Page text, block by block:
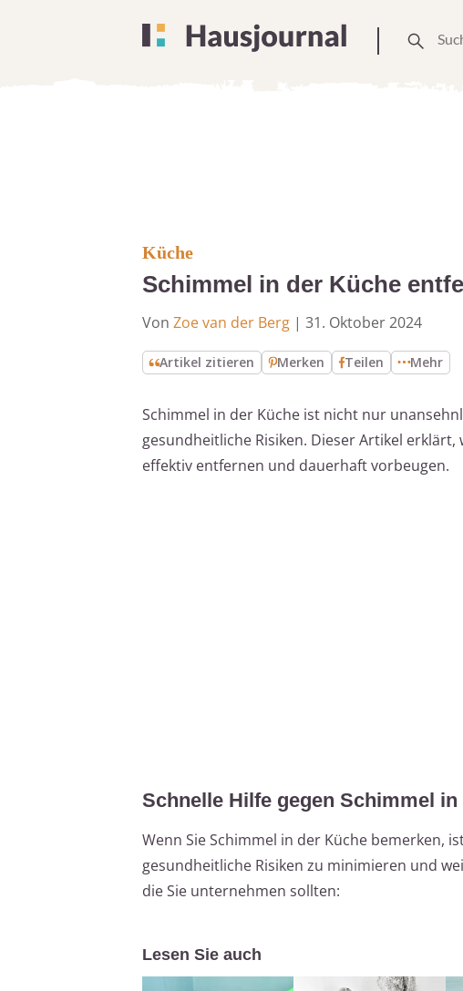
Küche
Schimmel in der Küche
Von Zoe van der Berg | 31. Oktober 2024
Artikel zitieren Merken Teilen Mehr
Schimmel in der Küche ist nicht nur
gesundheitliche Risiken. Dieser Artikel erklärt,
effektiv entfernen und dauerhaft vorbeugen.
Schnelle Hilfe gegen Schimmel
Wenn Sie Schimmel in der Küche bemerken,
gesundheitliche Risiken zu minimieren und
die Sie unternehmen sollten:
Lesen Sie auch